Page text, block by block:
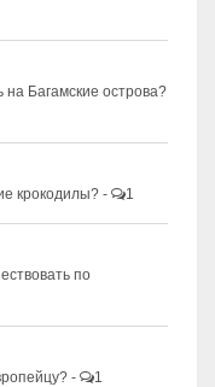
Багамские острова?
крокодилы? - 1
по
- 1